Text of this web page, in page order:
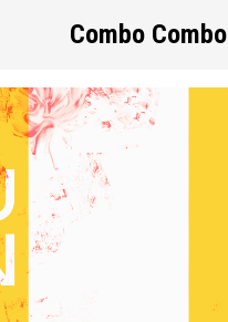
Combo Combo